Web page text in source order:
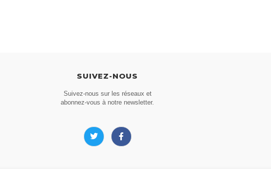
SUIVEZ-NOUS
Suivez-nous sur les réseaux et
abonnez-vous à notre newsletter.